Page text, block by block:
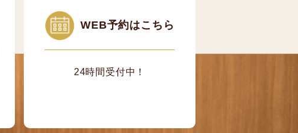
WEB予約はこちら
24時間受付中！